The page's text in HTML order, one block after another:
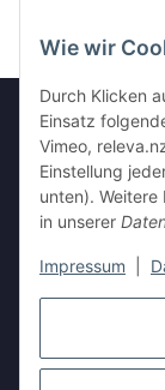
Wie wir
Durch Klicken
Einsatz
Vimeo,
Einstellung
unten). Weitere
in unserer
Impressum
Informationen
Gesetzliche